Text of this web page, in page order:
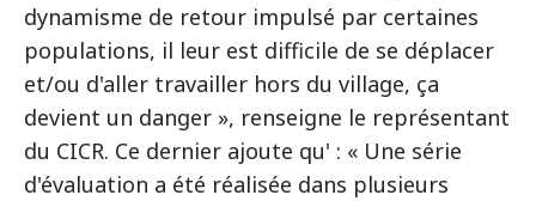
dynamisme de retour impulsé par certaines
populations, il leur est difficile de se déplacer
et/ou d'aller travailler hors du village, ça
devient un danger », renseigne le représentant
du CICR. Ce dernier ajoute qu' : « Une série
d'évaluation a été réalisée dans plusieurs